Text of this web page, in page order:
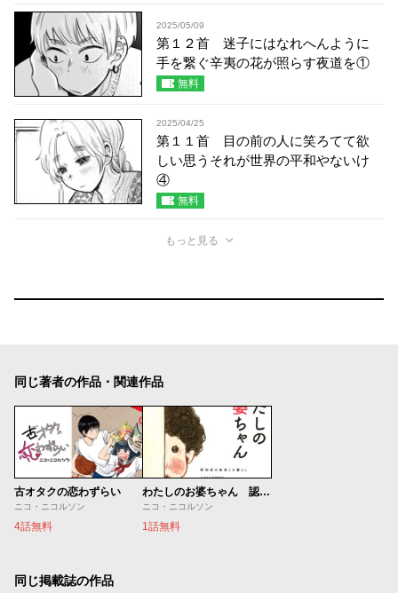
2025/05/09
第１２首 迷子にはなれへんように
手を繋ぐ辛夷の花が照らす夜道を①
無料
2025/04/25
第１１首 目の前の人に笑ろてて欲
しい思うそれが世界の平和やないけ
④
無料
もっと見る
同じ著者の作品・関連作品
古オタクの恋わずらい
ニコ・ニコルソン
4話無料
わたしのお婆ちゃん 認知症の祖母との暮らし
ニコ・ニコルソン
1話無料
同じ掲載誌の作品